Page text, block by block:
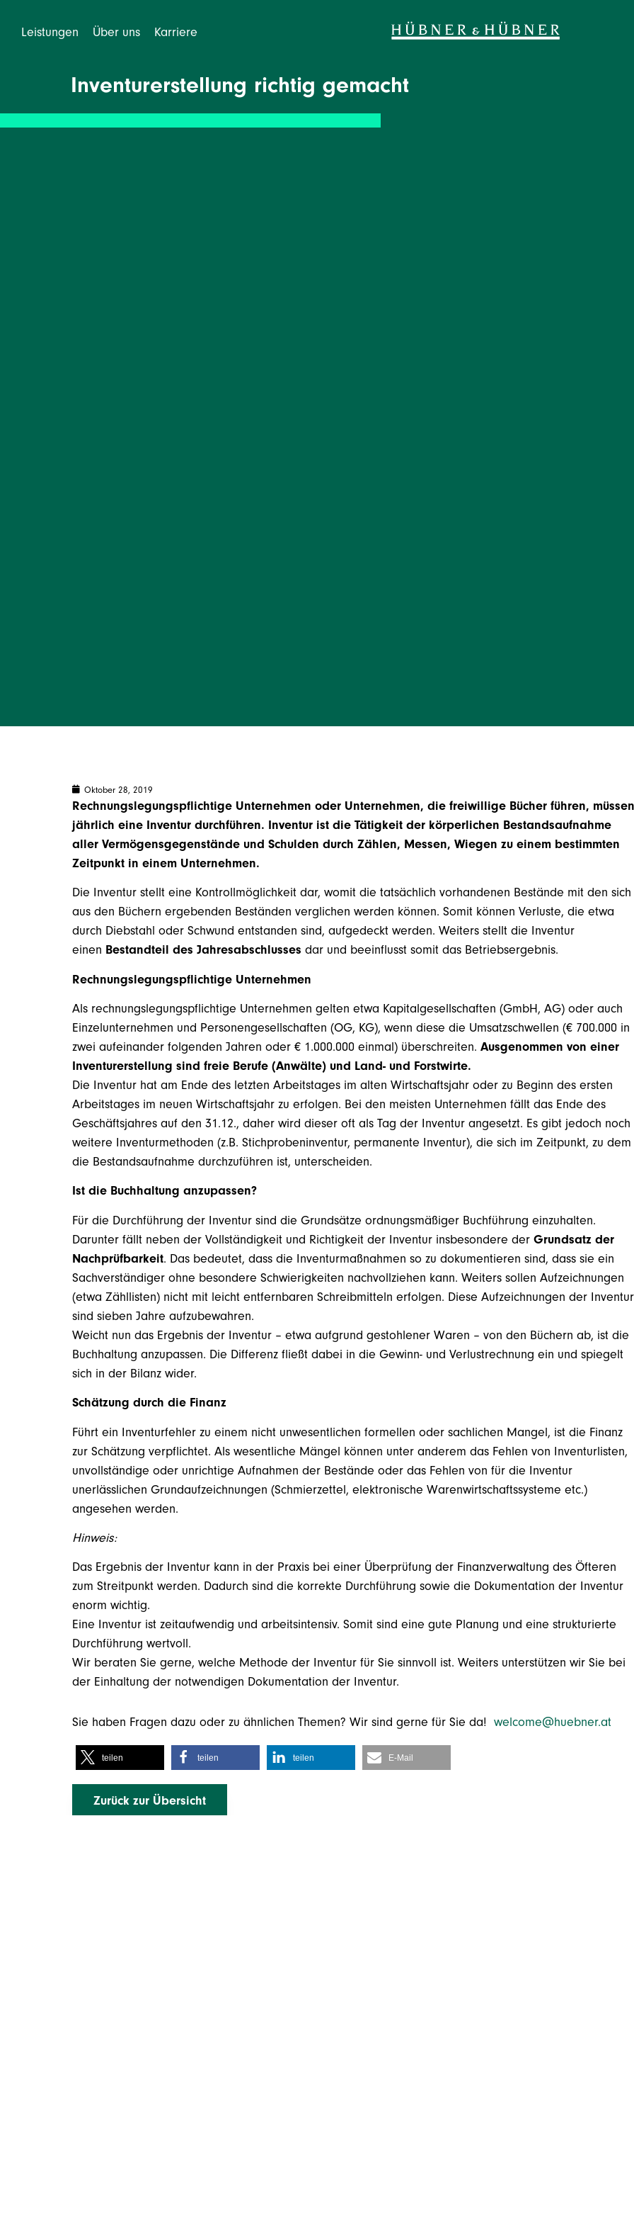
Leistungen Über uns Karriere
Inventurerstellung richtig gemacht
Oktober 28, 2019
Rechnungslegungspflichtige Unternehmen oder Unternehmen, die freiwillige Bücher führen, müssen
jährlich eine Inventur durchführen. Inventur ist die Tätigkeit der körperlichen Bestandsaufnahme
aller Vermögensgegenstände und Schulden durch Zählen, Messen, Wiegen zu einem bestimmten
Zeitpunkt in einem Unternehmen.
Die Inventur stellt eine Kontrollmöglichkeit dar, womit die tatsächlich vorhandenen Bestände mit den sich
aus den Büchern ergebenden Beständen verglichen werden können. Somit können Verluste, die etwa
durch Diebstahl oder Schwund entstanden sind, aufgedeckt werden. Weiters stellt die Inventur
einen Bestandteil des Jahresabschlusses dar und beeinflusst somit das Betriebsergebnis.
Rechnungslegungspflichtige Unternehmen
Als rechnungslegungspflichtige Unternehmen gelten etwa Kapitalgesellschaften (GmbH, AG) oder auch
Einzelunternehmen und Personengesellschaften (OG, KG), wenn diese die Umsatzschwellen (€ 700.000 in
zwei aufeinander folgenden Jahren oder € 1.000.000 einmal) überschreiten. Ausgenommen von einer
Inventurerstellung sind freie Berufe (Anwälte) und Land- und Forstwirte.
Die Inventur hat am Ende des letzten Arbeitstages im alten Wirtschaftsjahr oder zu Beginn des ersten
Arbeitstages im neuen Wirtschaftsjahr zu erfolgen. Bei den meisten Unternehmen fällt das Ende des
Geschäftsjahres auf den 31.12., daher wird dieser oft als Tag der Inventur angesetzt. Es gibt jedoch noch
weitere Inventurmethoden (z.B. Stichprobeninventur, permanente Inventur), die sich im Zeitpunkt, zu dem
die Bestandsaufnahme durchzuführen ist, unterscheiden.
Ist die Buchhaltung anzupassen?
Für die Durchführung der Inventur sind die Grundsätze ordnungsmäßiger Buchführung einzuhalten.
Darunter fällt neben der Vollständigkeit und Richtigkeit der Inventur insbesondere der Grundsatz der
Nachprüfbarkeit. Das bedeutet, dass die Inventurmaßnahmen so zu dokumentieren sind, dass sie ein
Sachverständiger ohne besondere Schwierigkeiten nachvollziehen kann. Weiters sollen Aufzeichnungen
(etwa Zähllisten) nicht mit leicht entfernbaren Schreibmitteln erfolgen. Diese Aufzeichnungen der Inventur
sind sieben Jahre aufzubewahren.
Weicht nun das Ergebnis der Inventur – etwa aufgrund gestohlener Waren – von den Büchern ab, ist die
Buchhaltung anzupassen. Die Differenz fließt dabei in die Gewinn- und Verlustrechnung ein und spiegelt
sich in der Bilanz wider.
Schätzung durch die Finanz
Führt ein Inventurfehler zu einem nicht unwesentlichen formellen oder sachlichen Mangel, ist die Finanz
zur Schätzung verpflichtet. Als wesentliche Mängel können unter anderem das Fehlen von Inventurlisten,
unvollständige oder unrichtige Aufnahmen der Bestände oder das Fehlen von für die Inventur
unerlässlichen Grundaufzeichnungen (Schmierzettel, elektronische Warenwirtschaftssysteme etc.)
angesehen werden.
Hinweis:
Das Ergebnis der Inventur kann in der Praxis bei einer Überprüfung der Finanzverwaltung des Öfteren
zum Streitpunkt werden. Dadurch sind die korrekte Durchführung sowie die Dokumentation der Inventur
enorm wichtig.
Eine Inventur ist zeitaufwendig und arbeitsintensiv. Somit sind eine gute Planung und eine strukturierte
Durchführung wertvoll.
Wir beraten Sie gerne, welche Methode der Inventur für Sie sinnvoll ist. Weiters unterstützen wir Sie bei
der Einhaltung der notwendigen Dokumentation der Inventur.
Sie haben Fragen dazu oder zu ähnlichen Themen? Wir sind gerne für Sie da! welcome@huebner.at
teilen teilen teilen E-Mail
Zurück zur Übersicht